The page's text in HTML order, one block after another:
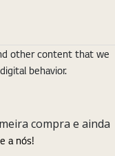
other content that we
behavior.
compra e ainda
a nós!